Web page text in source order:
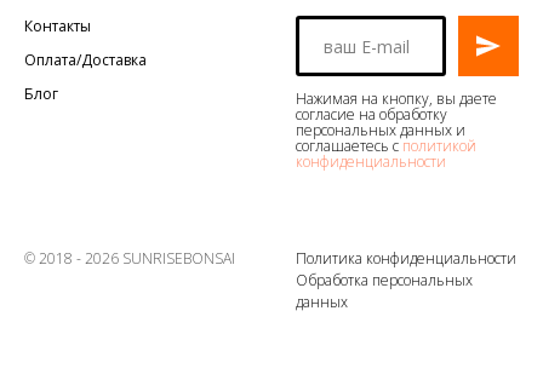
Контакты
Оплата/Доставка
Блог
Нажимая на кнопку, вы даете
согласие на обработку
персональных данных и
соглашаетесь сполитикой
конфиденциальности
© 2018 - 2026 SUNRISEBONSAI
Политика конфиденциальности
Обработка персональных
данных